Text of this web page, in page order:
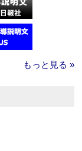
もっと見る »